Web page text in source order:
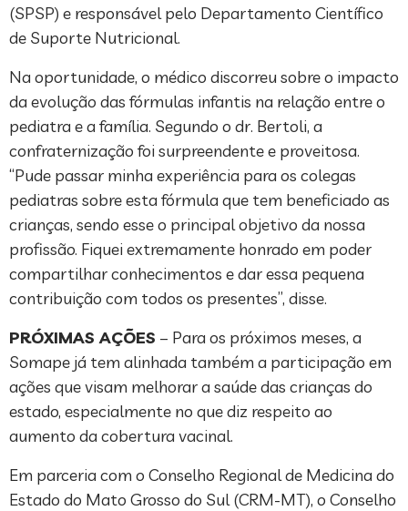
(SPSP) e responsável pelo Departamento Científico
de Suporte Nutricional.
Na oportunidade, o médico discorreu sobre o impacto
da evolução das fórmulas infantis na relação entre o
pediatra e a família. Segundo o dr. Bertoli, a
confraternização foi surpreendente e proveitosa.
“Pude passar minha experiência para os colegas
pediatras sobre esta fórmula que tem beneficiado as
crianças, sendo esse o principal objetivo da nossa
profissão. Fiquei extremamente honrado em poder
compartilhar conhecimentos e dar essa pequena
contribuição com todos os presentes”, disse.
PRÓXIMAS AÇÕES – Para os próximos meses, a
Somape já tem alinhada também a participação em
ações que visam melhorar a saúde das crianças do
estado, especialmente no que diz respeito ao
aumento da cobertura vacinal.
Em parceria com o Conselho Regional de Medicina do
Estado do Mato Grosso do Sul (CRM-MT), o Conselho